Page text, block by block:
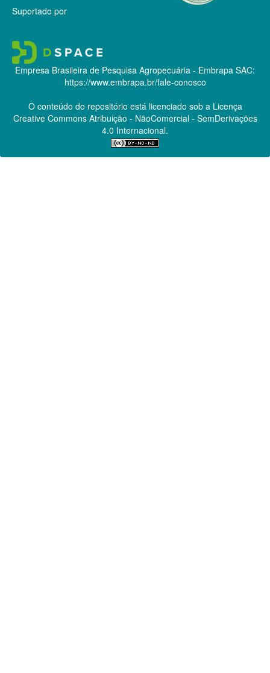
Suportado por
Empresa Brasileira de Pesquisa Agropecuária - Embrapa SAC:
https://www.embrapa.br/fale-conosco
O conteúdo do repositório está licenciado sob a Licença
Creative CommonsAtribuição - NãoComercial - SemDerivações
4.0 Internacional.